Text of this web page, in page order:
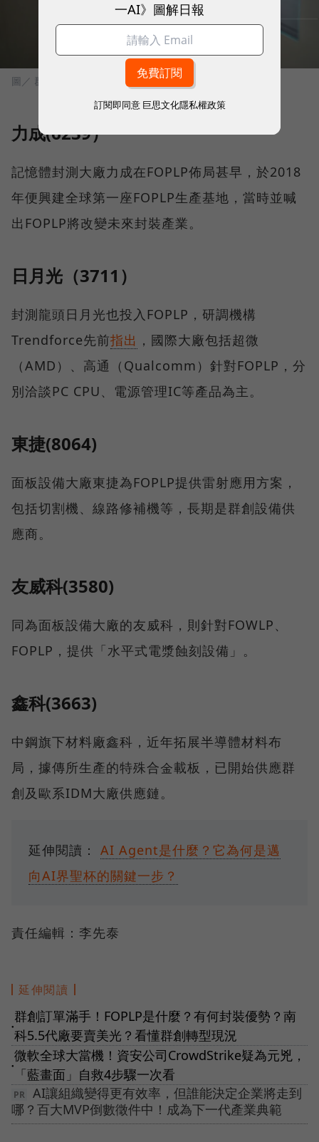
圖／ 群創提供
力成(6239）
記憶體封測大廠力成在FOPLP佈局甚早，於2018
年便興建全球第一座FOPLP生產基地，當時並喊
出FOPLP將改變未來封裝產業。
日月光（3711）
封測龍頭日月光也投入FOPLP，研調機構
Trendforce先前指出 ，國際大廠包括超微
（AMD）、高通（Qualcomm）針對FOPLP，分
別洽談PC CPU、電源管理IC等產品為主。
東捷(8064)
面板設備大廠東捷為FOPLP提供雷射應用方案，
包括切割機、線路修補機等，長期是群創設備供
應商。
友威科(3580)
同為面板設備大廠的友威科，則針對FOWLP、
FOPLP，提供「水平式電漿蝕刻設備」。
鑫科(3663)
中鋼旗下材料廠鑫科，近年拓展半導體材料布
局，據傳所生產的特殊合金載板，已開始供應群
創及歐系IDM大廠供應鏈。
延伸閱讀： AI Agent是什麼？它為何是邁
向AI界聖杯的關鍵一步？
責任編輯：李先泰
延伸閱讀
●
群創訂單滿手！FOPLP是什麼？有何封裝優勢？南
科5.5代廠要賣美光？看懂群創轉型現況
●
微軟全球大當機！資安公司CrowdStrike疑為元兇，
「藍畫面」自救4步驟一次看
AI讓組織變得更有效率，但誰能決定企業將走到
哪？百大MVP倒數徵件中！成為下一代產業典範
一AI》圖解日報
訂閱即同意 巨思文化隱私權政策